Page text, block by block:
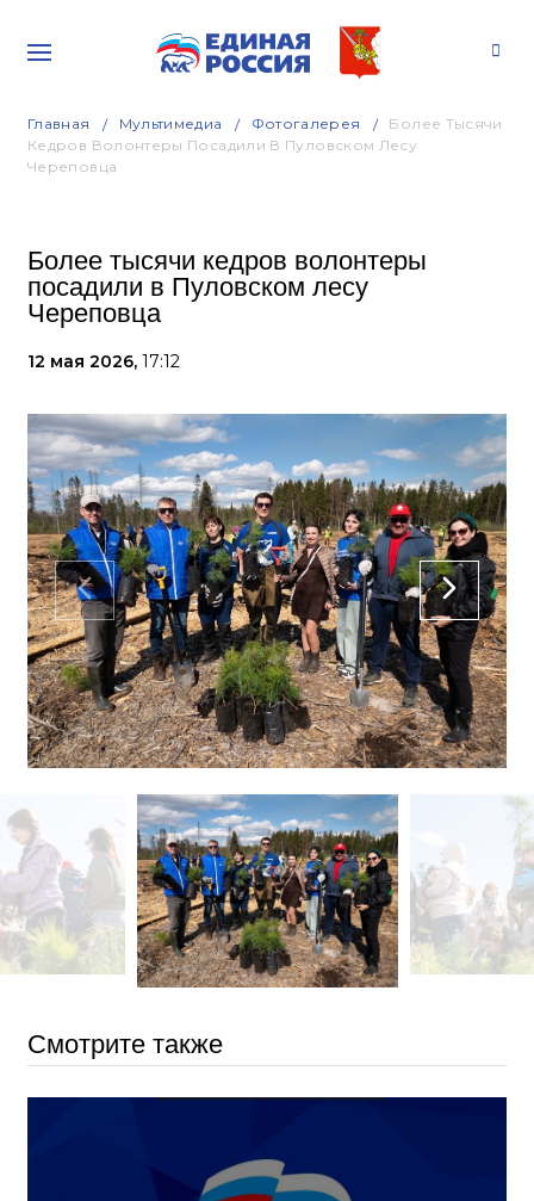
Главная Мультимедиа Фотогалерея
Более Тысячи
Кедров Волонтеры Посадили В Пуловском Лесу
Череповца
Более тысячи кедров волонтеры
посадили в Пуловском лесу
Череповца
12 мая 2026, 17:12
Смотрите также